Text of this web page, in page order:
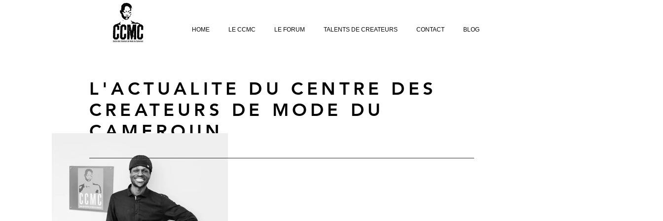
HOME LE CCMC LE FORUM TALENTS DE CREATEURS CONTACT BLOG
L'ACTUALITE DU CENTRE DES
CREATEURS DE MODE DU
CAMEROUN